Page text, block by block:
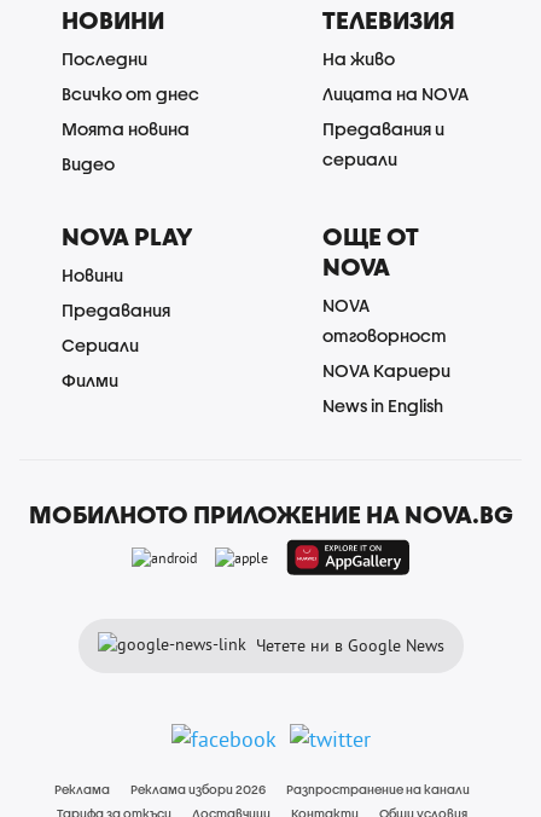
НОВИНИ
Последни
Всичко от днес
Моята новина
Видео
ТЕЛЕВИЗИЯ
На живо
Лицата на NOVA
Предавания и
сериали
NOVA PLAY
Новини
Предавания
Сериали
Филми
ОЩЕ ОТ
NOVA
NOVA
отговорност
NOVA Кариери
News in English
МОБИЛНОТО ПРИЛОЖЕНИЕ НА NOVA.BG
Четете ни в Google News
Реклама Реклама избори 2026
Разпространение на канали
Тарифа за откъси
Доставчици Контакти Общи условия